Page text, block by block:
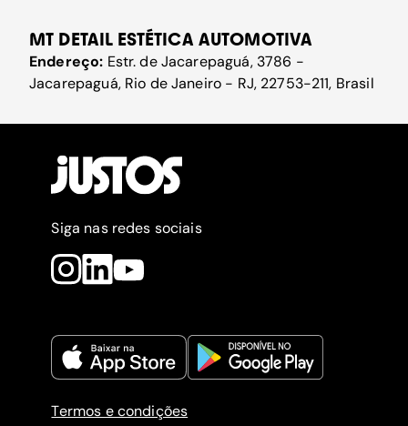
MT DETAIL ESTÉTICA AUTOMOTIVA
Endereço: Estr. de Jacarepaguá, 3786 -
Jacarepaguá, Rio de Janeiro - RJ, 22753-211, Brasil
Siga nas redes sociais
Termos e condições